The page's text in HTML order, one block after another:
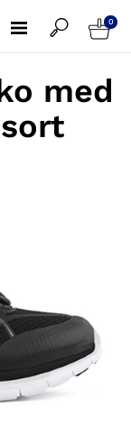
0
med